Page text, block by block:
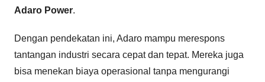
Adaro Power.
Dengan pendekatan ini, Adaro mampu merespons
tantangan industri secara cepat dan tepat. Mereka juga
bisa menekan biaya operasional tanpa mengurangi